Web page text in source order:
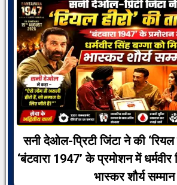
सनी देओल-प्रिटी जिंटा ने की ‘रियल
‘बंटवारा 1947’ के प्रमोशन में धर्मवीर
भास्कर शौर्य सम्मान